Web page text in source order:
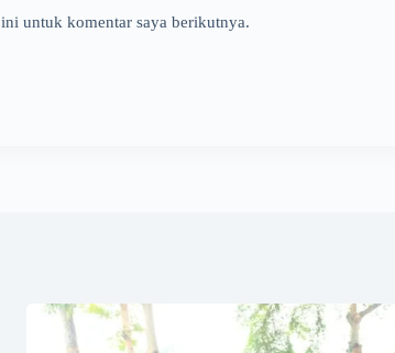
untuk komentar saya berikutnya.